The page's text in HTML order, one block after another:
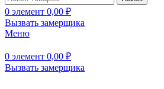
0 элемент 0,00 ₽
Вызвать замерщика
Меню
0 элемент 0,00 ₽
Вызвать замерщика